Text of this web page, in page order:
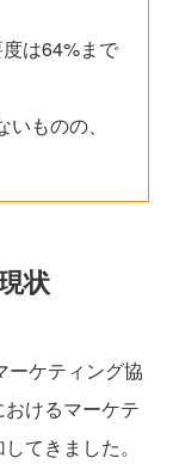
は64%まで
ものの、
状
ケティング協
けるマーケテ
てきました。